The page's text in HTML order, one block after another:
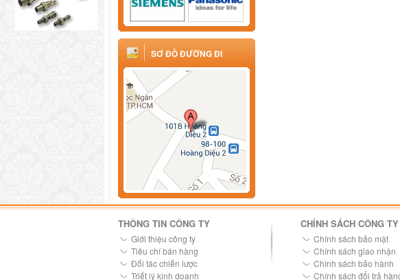
SƠ ĐỒ ĐƯỜNG ĐI
THÔNG TIN CÔNG TY
Giới thiệu công ty
Tiêu chí bán hàng
Đối tác chiến lược
Triết lý kinh doanh
CHÍNH SÁCH CÔNG TY
Chính sách bảo mật
Chính sách giao nhận
Chính sách bảo hành
Chính sách đổi trả